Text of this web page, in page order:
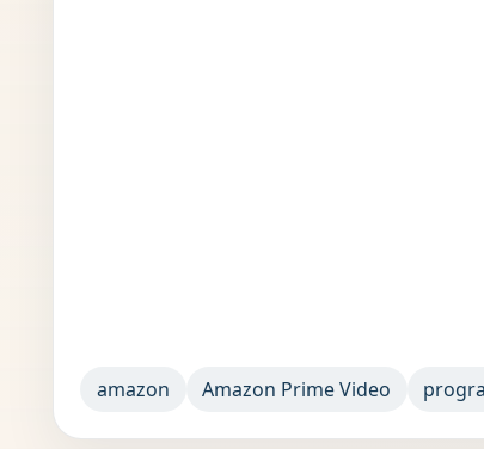
amazon Amazon Prime Video